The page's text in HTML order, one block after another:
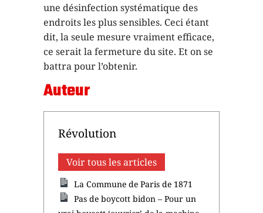
une désinfection systématique des
endroits les plus sensibles. Ceci étant
dit, la seule mesure vraiment efficace,
ce serait la fermeture du site. Et on se
battra pour l’obtenir.
Auteur
Révolution
Voir tous les articles
La Commune de Paris de 1871
Pas de boycott bidon – Pour un